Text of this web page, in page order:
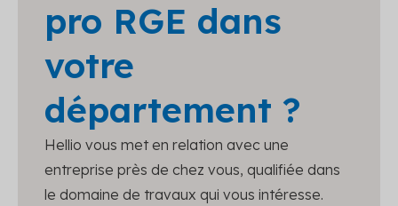
pro RGE dans
votre
département ?
Hellio vous met en relation avec une
entreprise près de chez vous, qualifiée dans
le domaine de travaux qui vous intéresse.